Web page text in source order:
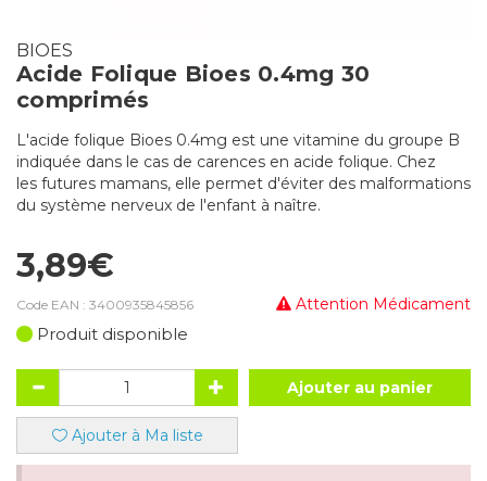
BIOES
Acide Folique Bioes 0.4mg 30
comprimés
L'acide folique Bioes 0.4mg est une vitamine du groupe B
indiquée dans le cas de carences en acide folique. Chez
les futures mamans, elle permet d'éviter des malformations
du système nerveux de l'enfant à naître.
3,89€
Attention Médicament
Code EAN : 3400935845856
Produit disponible
Ajouter au panier
Ajouter à Ma liste